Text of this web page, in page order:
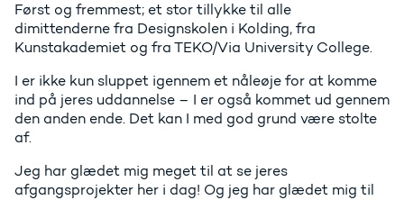
Først og fremmest; et stor tillykke til alle
dimittenderne fra Designskolen i Kolding, fra
Kunstakademiet og fra TEKO/Via University College.
I er ikke kun sluppet igennem et nåleøje for at komme
ind på jeres uddannelse – I er også kommet ud gennem
den anden ende. Det kan I med god grund være stolte
af.
Jeg har glædet mig meget til at se jeres
afgangsprojekter her i dag! Og jeg har glædet mig til